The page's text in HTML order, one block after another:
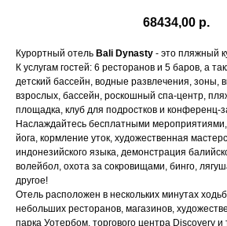
68434,00 р.
Курортный отель Bali Dynasty - это пляжный
К услугам гостей: 6 ресторанов и 5 баров, а
детский бассейн, водные развлечения, зоны,
взрослых, бассейн, роскошный спа-центр,
площадка, клуб для подростков и конференц-
Наслаждайтесь бесплатными мероприятиями,
йога, кормление уток, художественная
индонезийского языка, демонстрация
волейбол, охота за сокровищами, бинго,
другое!
Отель расположен в нескольких минутах
небольших ресторанов, магазинов,
парка Уотербом, торгового центра Discovery и